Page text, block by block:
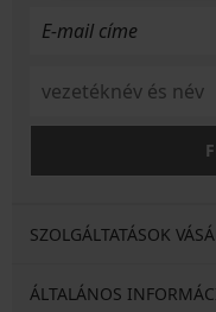
SZOLGÁLTATÁSOK
ÁLTALÁNOS